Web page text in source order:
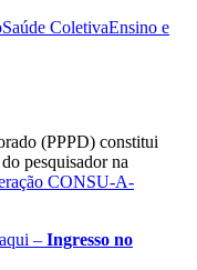
Saúde ColetivaEnsino e
(PPPD) constitui
pesquisador na
CONSU-A-
– Ingresso no